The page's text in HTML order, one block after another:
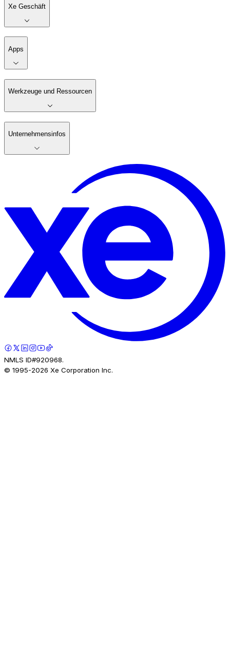
Xe Geschäft
Apps
Werkzeuge und Ressourcen
Unternehmensinfos
NMLS ID#920968.
© 1995-2026 Xe Corporation Inc.